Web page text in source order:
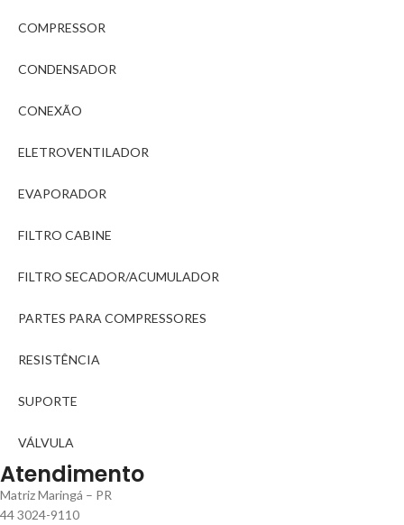
COMPRESSOR
CONDENSADOR
CONEXÃO
ELETROVENTILADOR
EVAPORADOR
FILTRO CABINE
FILTRO SECADOR/ACUMULADOR
PARTES PARA COMPRESSORES
RESISTÊNCIA
SUPORTE
VÁLVULA
Atendimento
Matriz Maringá – PR
44 3024-9110